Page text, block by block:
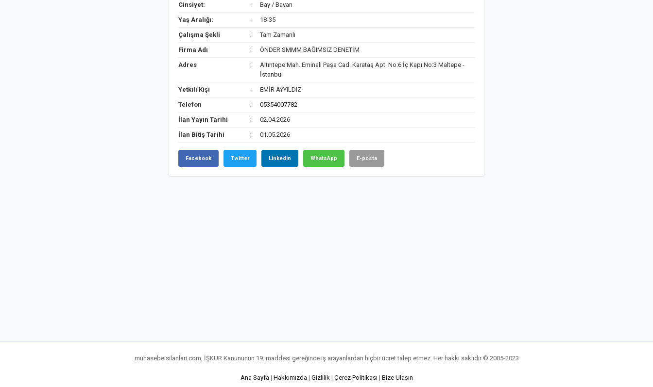
Cinsiyet: Bay / Bayan
Yaş Aralığı: 18-35
Çalışma Şekli Tam Zamanlı
Firma Adı ÖNDER SMMM BAĞIMSIZ DENETİM
Adres
Altıntepe Mah. Eminali Paşa Cad. Karataş Apt. No:6 İç Kapı No:3 Maltepe -
İstanbul
Yetkili Kişi EMİR AYYILDIZ
Telefon 05354007782
İlan Yayın Tarihi 02.04.2026
İlan Bitiş Tarihi 01.05.2026
Facebook Twitter Linkedin WhatsApp E-posta
muhasebeisilanlari.com, İŞKUR Kanununun 19. maddesi gereğince iş arayanlardan hiçbir ücret talep etmez. Her hakkı saklıdır © 2005-2023
Ana Sayfa| Hakkımızda| Gizlilik| Çerez Politikası | Bize Ulaşın